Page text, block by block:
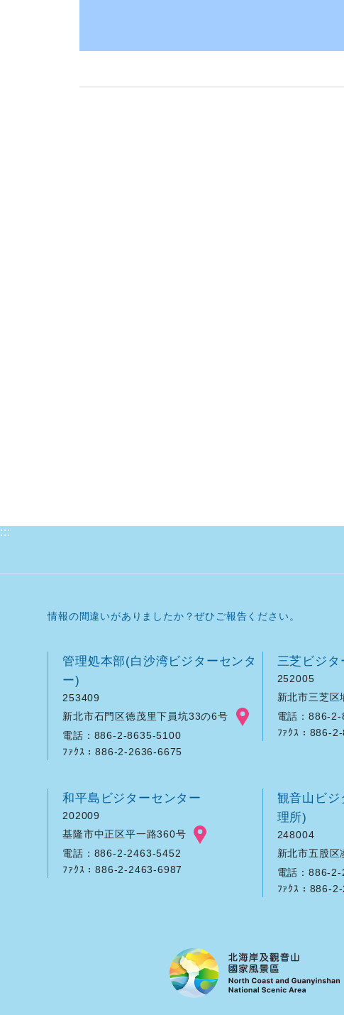
:::
情報の間違いがありましたか？ぜひご報告ください。
管理処本部(白沙湾ビジターセンタ
ー)
253409
新北市石門区徳茂里下員坑33の6号
電話：886-2-8635-5100
ﾌｧｸｽ：886-2-2636-6675
三芝ビジタ
252005
新北市三芝
電話：886-
ﾌｧｸｽ：886-
和平島ビジターセンター
202009
基隆市中正区平一路360号
電話：886-2-2463-5452
ﾌｧｸｽ：886-2-2463-6987
観音山ビジ
理所)
248004
新北市五股
電話：886-
ﾌｧｸｽ：886-